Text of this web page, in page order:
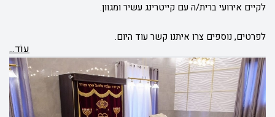
לקיים אירועי ברית/ה עם קייטרינג עשיר ומגוון.
לפרטים, נוספים צרו איתנו קשר עוד היום.
עוֹד...